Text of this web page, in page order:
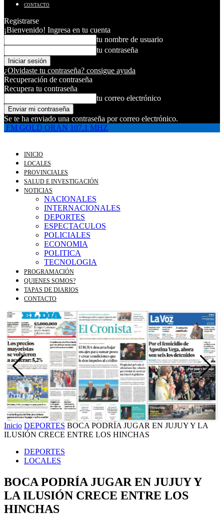
CONTACTO
Registrarse
¡Bienvenido! Ingresa en tu cuenta
tu nombre de usuario
tu contraseña
¿Olvidaste tu contraseña? consigue ayuda
Recuperación de contraseña
Recupera tu contraseña
tu correo electrónico
Se te ha enviado una contraseña por correo electrónico.
FM GOLD ORAN 107.1 MHZ
INICIO
LOCALES
PROVINCIALES
SALUD E INVESTIGACIÓN
NOTICIAS
NACIONALES
INTERNACIONALES
DEPORTES
ESPECTACULOS
POLICIALES
ECONOMIA
POLITICA
TECNOLOGIA
PROGRAMACIÓN
QUIENES SOMOS?
TAPAS DE DIARIOS
CONTACTO
Inicio DEPORTES BOCA PODRÍA JUGAR EN JUJUY Y LA
ILUSIÓN CRECE ENTRE LOS HINCHAS
DEPORTES
LOCALES
BOCA PODRÍA JUGAR EN JUJUY Y
LA ILUSIÓN CRECE ENTRE LOS
HINCHAS